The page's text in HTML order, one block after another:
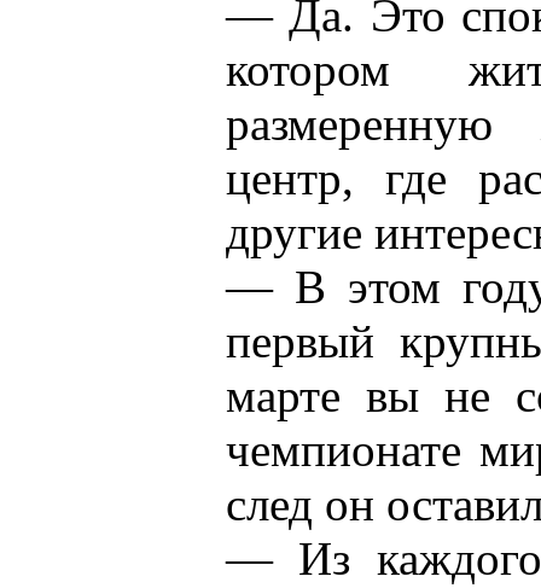
— Да. Это
котором
центр, где
другие
— В этом
первый
марте вы не
чемпионате
след он
— Из каждого